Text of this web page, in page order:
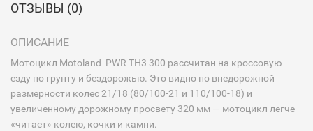
ОТЗЫВЫ (0)
ОПИСАНИЕ
Мотоцикл Motoland PWR TH3 300 рассчитан на кроссовую
езду по грунту и бездорожью. Это видно по внедорожной
размерности колес 21/18 (80/100-21 и 110/100-18) и
увеличенному дорожному просвету 320 мм — мотоцикл легче
«читает» колею, кочки и камни.